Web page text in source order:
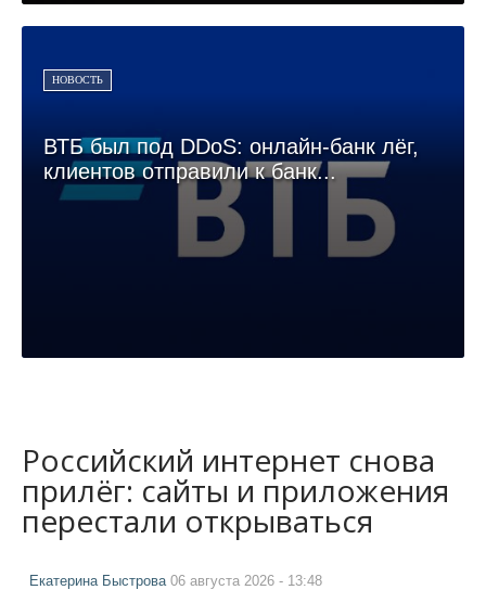
НОВОСТЬ
ВТБ был под DDoS: онлайн-банк лёг,
клиентов отправили к банк...
Российский интернет снова
прилёг: сайты и приложения
перестали открываться
Екатерина Быстрова06 августа 2026 - 13:48